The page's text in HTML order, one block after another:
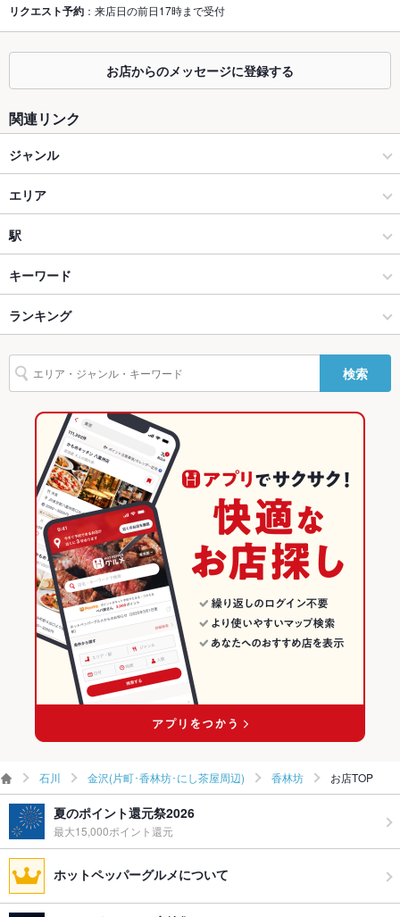
座敷 なし
カウンター
ソファー
テラス席
貸切
貸切可 ：★20名様でフロア貸切パーティー可★1Ｆ 20～26席／
設備
Wi-Fi
バリアフリ
ー
駐車場
なし ：駐車料金のサービスは行っておりませんが、近所にコイ
ンパーキングが多数ございます。
その他設備 Wi-Fiあります♪
飲み放題
あり ：生ビール、カクテル、ノンアルカクテルなど全55種♪コ
ースに+1620円で90分、+2160円で120分飲み放題に☆
食べ放題
なし ：食べ放題はございませんが、男性でも大満足のボリュー
ム♪
カクテル充実、焼酎充実、ワイン充実
お子様連れ お子様連れOK
ウェディン
フロア貸切にてご利用いただけます
備考 1階25席・2階35席
リクエスト予約 ：来店日の前日17時まで受付
お店からのメッセージに登録する
関連リンク
ジャンル
イタリアン・フレンチ
イタリアン
金沢(片町･香林坊･にし茶屋周辺) × イタリアン・フレンチ
金沢(片町･香林坊･にし茶屋周辺) × イタリアン
金沢駅 × イタリアン・フレンチ
金沢駅 × イタリアン
洋・和洋・各国料理・その他
金沢(片町･香林坊･にし茶屋周辺) × 居酒屋
金沢(片町･香林坊･にし茶屋周辺) × 洋・和洋・各国料理・その他
金沢駅 × 居酒屋
金沢駅 × 洋・和洋・各国料理・その他
エリア
香林坊
香林坊 × イタリアン・フレンチ
香林坊 × イタリアン
香林坊 × 居酒屋
香林坊 × 洋・和洋・各国料理・その他
石川 × イタリアン・フレンチ
石川 × イタリアン
石川 × 居酒屋
石川 × 洋・和洋・各国料理・その他
駅
金沢駅
北鉄金沢駅
キーワード
エビ料理
ペスカトーレ 酢豚 アヒージョ
ランキング
石川のグルメランキング
石川のイタリアン・フレンチランキング
石川のイタリアンランキング
金沢(片町･香林坊･にし茶屋周辺)のグルメランキング
金沢(片町･香林坊･にし茶屋周辺)のイタリアン・フレンチランキン
金沢(片町･香林坊･にし茶屋周辺)のイタリアンランキング
検索
石川 金沢(片町･香林坊･にし茶屋周辺) 香林坊 お店TOP
夏のポイント還元祭2026
最大15,000ポイント還元
ホットペッパーグルメについて